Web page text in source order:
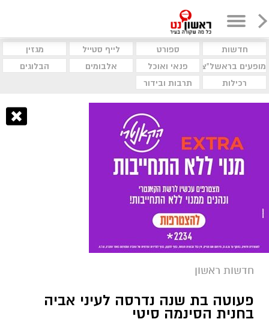
חדשות ספורט לייף סטייל
מגזין
מופעים בראשל"צ
פנאי ואוכל אלבומים
הבלוגים
רכילות
תרבות ובידור
חדשות ראשון
פעוטה בת שנה נדרסה לעיני אביה
בחנית הסינמה סיטי